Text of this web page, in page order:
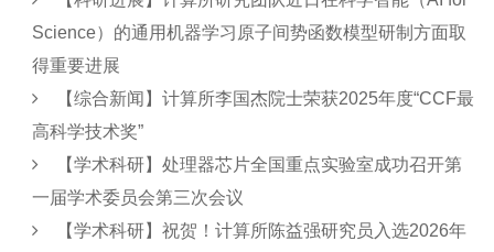
Science）的通用机器学习原子间势函数模型研制方面取
得重要进展
【综合新闻】计算所李国杰院士荣获2025年度“CCF最
高科学技术奖”
【学术科研】处理器芯片全国重点实验室成功召开第
一届学术委员会第三次会议
【学术科研】祝贺！计算所陈益强研究员入选2026年